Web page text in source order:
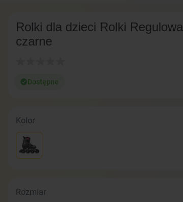
Rolki dla dzieci Rolki
czarne
Dostępne
Kolor
Rozmiar